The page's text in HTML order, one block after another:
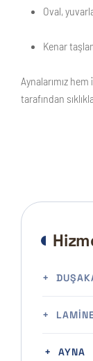
Oval,
Kenar
Aynalarımız
tarafından
AYNA